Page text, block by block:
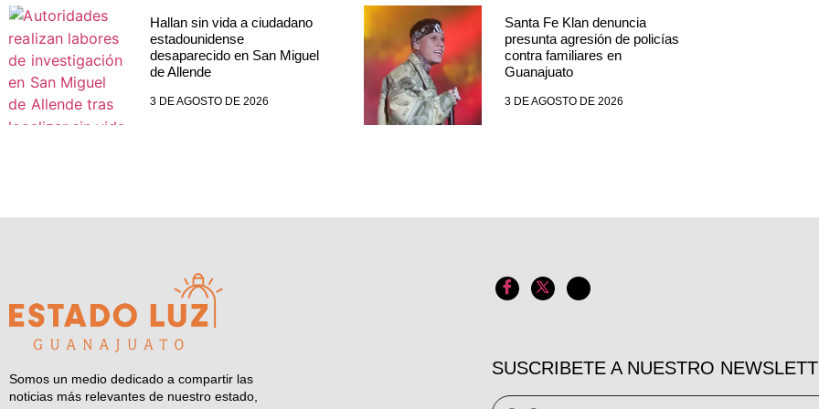
Hallan sin vida a ciudadano
estadounidense
desaparecido en San Miguel
de Allende
3 DE AGOSTO DE 2026
Santa Fe Klan denuncia
presunta agresión de policías
contra familiares en
Guanajuato
3 DE AGOSTO DE 2026
Somos un medio dedicado a compartir las
noticias más relevantes de nuestro estado,
SUSCRIBETE A NUESTRO